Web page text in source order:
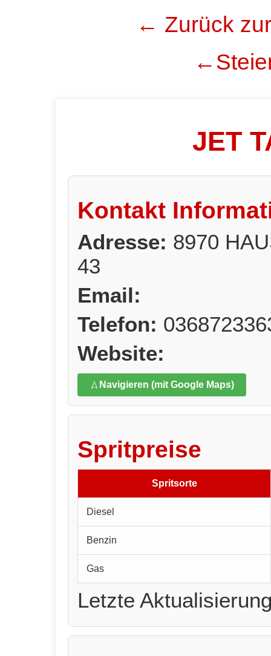
← Zurück
JET
Kontakt
Adresse: 8970
43
Email:
Telefon:
Website:
Navigieren (mit Google Maps)
Spritpreise
Spritsorte
Diesel
Benzin
Gas
Letzte